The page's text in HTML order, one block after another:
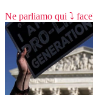
Ne parliamo qui ⤵️